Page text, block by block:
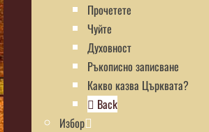
Прочетете
Чуйте
Духовност
Ръкописно записване
Какво казва Църквата?
Back
Избор